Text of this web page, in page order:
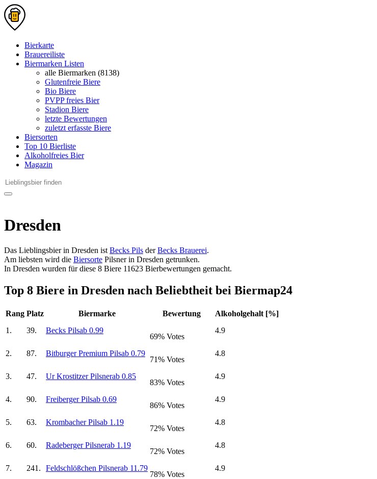
Bierkarte
Brauereiliste
Biermarken Listen
alle Biermarken (8138)
Glutenfreie Biere
Bio Biere
PVPP freies Bier
Stadion Biere
letzte Bewertungen
zuletzt erfasste Biere
Biersorten
Top 10 Bierliste
Alkoholfreies Bier
Magazin
Dresden
Das Lieblingsbier in Dresden ist Becks Pils derBecks Brauerei.
Am liebsten wird die Biersorte Pilsner in Dresden getrunken.
In Dresden wurden für diese 8 Biere 11623 Bierbewertungen gemacht.
Top 8 Biere in Dresden nach Beliebtheit bei Biermap24
Rang Platz Biermarke Bewertung
Alkoholgehalt [%]
1.
39. Becks Pilsab 0.99
69% Votes
4.9
2. 87. Bitburger Premium Pilsab 0.79
71% Votes
4.8
3. 47. Ur Krostitzer Pilsnerab 0.85
83% Votes
4.9
4. 90. Freiberger Pilsab 0.69
86% Votes
4.9
5. 63. Krombacher Pilsab 1.19
72% Votes
4.8
6. 60. Radeberger Pilsnerab 1.19
72% Votes
4.8
7. 241. Feldschlößchen Pilsnerab 11.79
78% Votes
4.9